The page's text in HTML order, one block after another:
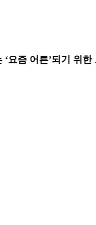
요즘 어른’되기 위한